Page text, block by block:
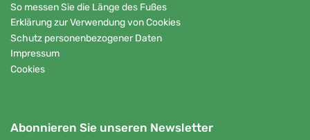
So messen Sie die Länge des Fußes
Erklärung zur Verwendung von Cookies
Schutz personenbezogener Daten
Impressum
Cookies
Abonnieren Sie unseren Newsletter